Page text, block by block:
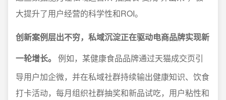
大提升了用户经营的科学性和ROI。
创新案例层出不穷，私域沉淀正在驱动电商品牌实现新
一轮增长。
例如，某健康食品品牌通过天猫成交页引
导用户加企微，并在私域社群持续输出健康知识、饮食
打卡活动，每月组织社群抽奖和新品试吃，用户粘性和